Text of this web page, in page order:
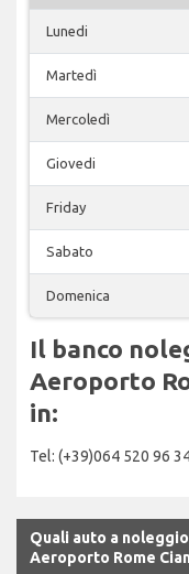
Lunedi
Martedì
Mercoledì
Giovedi
Friday
Sabato
Domenica
Il banco
Aeroporto
in:
Tel: (+39)064 520 96
Quali auto a
Aeroporto Rome